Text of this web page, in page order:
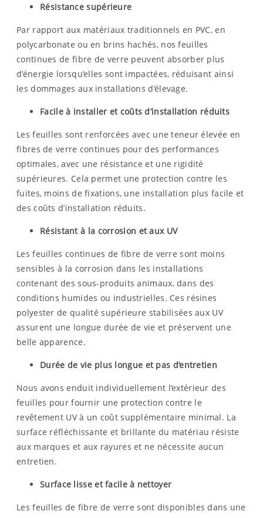
Résistance supérieure
Par rapport aux matériaux traditionnels en PVC, en
polycarbonate ou en brins hachés, nos feuilles
continues de fibre de verre peuvent absorber plus
d’énergie lorsqu’elles sont impactées, réduisant ainsi
les dommages aux installations d’élevage.
Facile à installer et coûts d’installation réduits
Les feuilles sont renforcées avec une teneur élevée en
fibres de verre continues pour des performances
optimales, avec une résistance et une rigidité
supérieures. Cela permet une protection contre les
fuites, moins de fixations, une installation plus facile et
des coûts d’installation réduits.
Résistant à la corrosion et aux UV
Les feuilles continues de fibre de verre sont moins
sensibles à la corrosion dans les installations
contenant des sous-produits animaux, dans des
conditions humides ou industrielles. Ces résines
polyester de qualité supérieure stabilisées aux UV
assurent une longue durée de vie et préservent une
belle apparence.
Durée de vie plus longue et pas d’entretien
Nous avons enduit individuellement l’extérieur des
feuilles pour fournir une protection contre le
revêtement UV à un coût supplémentaire minimal. La
surface réfléchissante et brillante du matériau résiste
aux marques et aux rayures et ne nécessite aucun
entretien.
Surface lisse et facile à nettoyer
Les feuilles de fibre de verre sont disponibles dans une